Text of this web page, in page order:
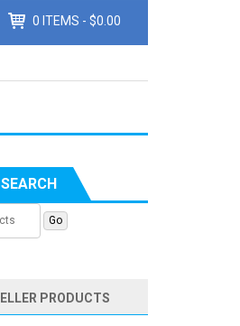
0 ITEMS - $0.00
PRODUCTS